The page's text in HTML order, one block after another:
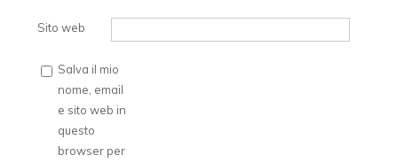
Sito web
Salva il mio
nome, email
e sito web in
questo
browser per